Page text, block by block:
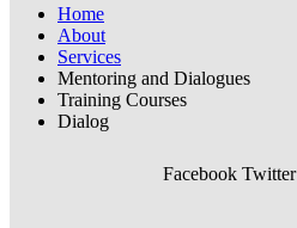
Home
About
Services
Mentoring and Dialogues
Training Courses
Dialog
Facebook Twitter